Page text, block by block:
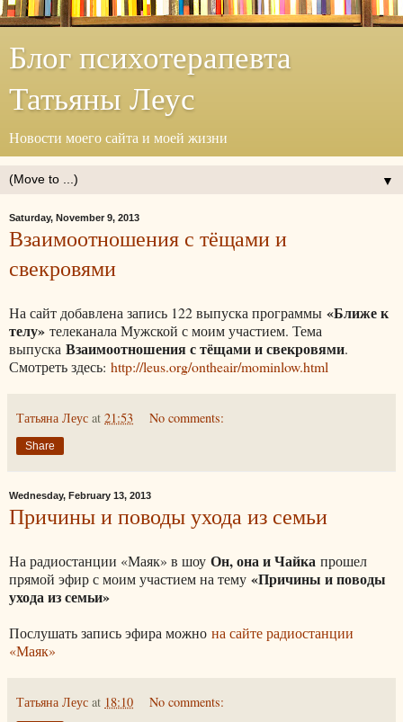
Блог психотерапевта
Татьяны Леус
Новости моего сайта и моей жизни
▼
Saturday, November 9, 2013
Взаимоотношения с тёщами и
свекровями
На сайт добавлена запись 122 выпуска программы «Ближе к
телу» телеканала Мужской с моим участием. Тема
выпуска Взаимоотношения с тёщами и свекровями.
Смотреть здесь: http://leus.org/ontheair/mominlow.html
Татьяна Леус at 21:53 No comments:
Share
Wednesday, February 13, 2013
Причины и поводы ухода из семьи
На радиостанции «Маяк» в шоу Он, она и Чайка прошел
прямой эфир с моим участием на тему «Причины и поводы
ухода из семьи»
Послушать запись эфира можно на сайте радиостанции
«Маяк»
Татьяна Леус at 18:10 No comments: